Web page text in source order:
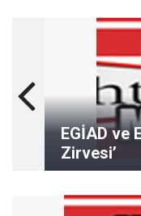
EGİAD ve
Zirvesi’